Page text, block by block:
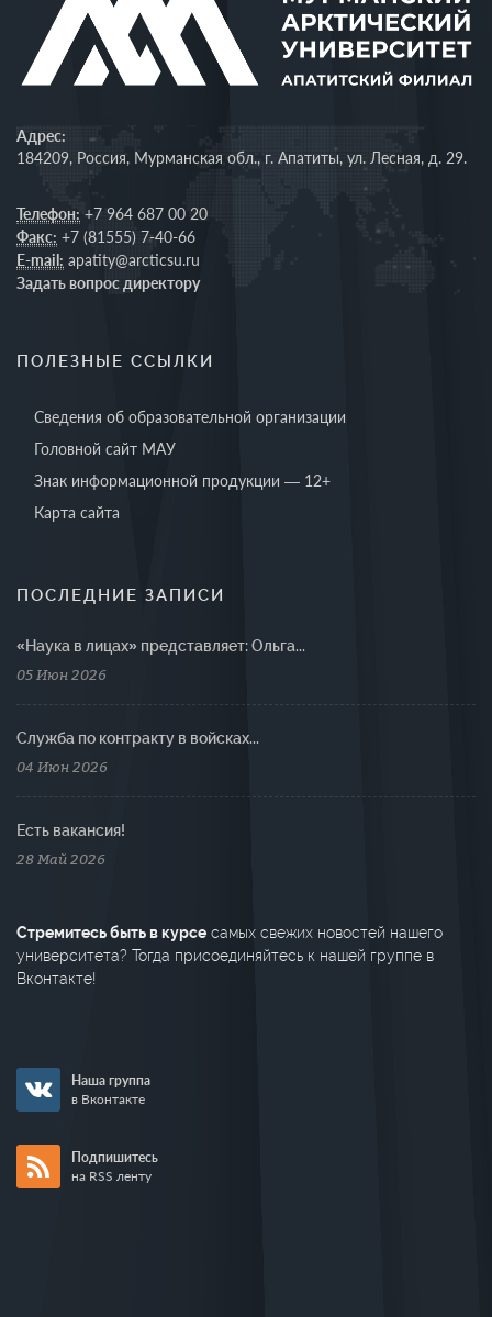
Адрес:
184209, Россия, Мурманская обл., г. Апатиты, ул. Лесная, д. 29.
Телефон: +7 964 687 00 20
Факс: +7 (81555) 7-40-66
E-mail: apatity@arcticsu.ru
Задать вопрос директору
ПОЛЕЗНЫЕ ССЫЛКИ
Сведения об образовательной организации
Головной сайт МАУ
Знак информационной продукции — 12+
Карта сайта
ПОСЛЕДНИЕ ЗАПИСИ
«Наука в лицах» представляет: Ольга...
05 Июн 2026
Cлужба по контракту в войсках...
04 Июн 2026
Есть вакансия!
28 Май 2026
Стремитесь быть в курсе самых свежих новостей нашего
университета? Тогда присоединяйтесь к нашей группе в
Вконтакте!
Наша группа
в Вконтакте
Подпишитесь
на RSS ленту